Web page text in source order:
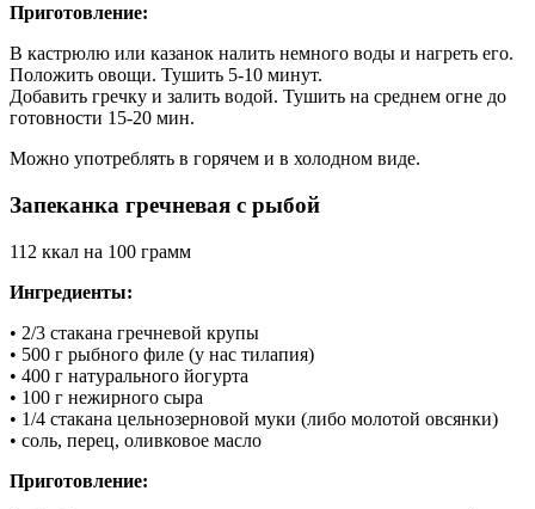
Приготовление:
В кастрюлю или казанок налить немного воды и нагреть его.
Положить овощи. Тушить 5-10 минут.
Добавить гречку и залить водой. Тушить на среднем огне до
готовности 15-20 мин.
Можно употреблять в горячем и в холодном виде.
Запеканка гречневая с рыбой
112 ккал на 100 грамм
Ингредиенты:
• 2/3 стакана гречневой крупы
• 500 г рыбного филе (у нас тилапия)
• 400 г натурального йогурта
• 100 г нежирного сыра
• 1/4 стакана цельнозерновой муки (либо молотой овсянки)
• соль, перец, оливковое масло
Приготовление: